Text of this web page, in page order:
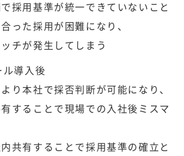
採用基準が統一できていないこと
った採用が困難になり、
チが発生してしまう
導入後
り本社で採否判断が可能になり、
することで現場での入社後ミスマ
共有することで採用基準の確立と